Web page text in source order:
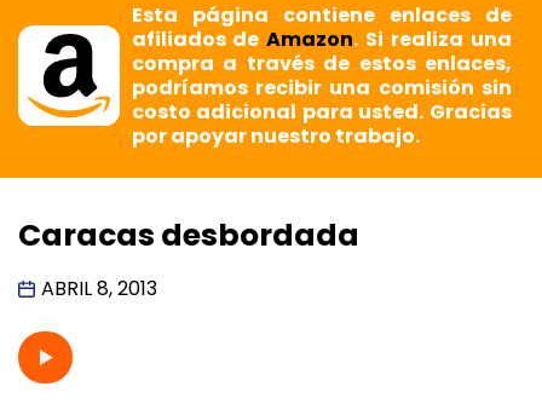
Esta página contiene enlaces de
afiliados deAmazon. Si realiza una
compra a través de estos enlaces,
podríamos recibir una comisión sin
costo adicional para usted. Gracias
por apoyar nuestro trabajo.
Caracas desbordada
ABRIL 8, 2013